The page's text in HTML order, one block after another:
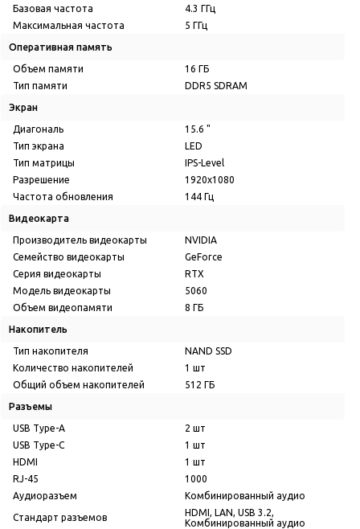
Базовая частота
4.3 ГГц
Максимальная частота
5 ГГц
Оперативная память
Объем памяти
16 ГБ
Тип памяти
DDR5 SDRAM
Экран
Диагональ
15.6 "
Тип экрана
LED
Тип матрицы
IPS-Level
Разрешение
1920x1080
Частота обновления
144 Гц
Видеокарта
Производитель видеокарты
NVIDIA
Семейство видеокарты
GeForce
Серия видеокарты
RTX
Модель видеокарты
5060
Объем видеопамяти
8 ГБ
Накопитель
Тип накопителя
NAND SSD
Количество накопителей
1 шт
Общий объем накопителей
512 ГБ
Разъемы
USB Type-A
2 шт
USB Type-C
1 шт
HDMI
1 шт
RJ-45
1000
Аудиоразъем
Комбинированный аудио
Стандарт разъемов
HDMI, LAN, USB 3.2,
Комбинированный аудио